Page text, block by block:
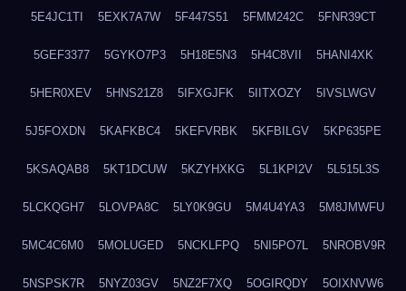
5E4JC1TI 5EXK7A7W 5F447S51 5FMM242C 5FNR39CT
5GEF3377 5GYKO7P3 5H18E5N3 5H4C8VII 5HANI4XK
5HER0XEV 5HNS21Z8 5IFXGJFK 5IITXOZY 5IVSLWGV
5J5FOXDN 5KAFKBC4 5KEFVRBK 5KFBILGV 5KP635PE
5KSAQAB8 5KT1DCUW 5KZYHXKG 5L1KPI2V 5L515L3S
5LCKQGH7 5LOVPA8C 5LY0K9GU 5M4U4YA3 5M8JMWFU
5MC4C6M0 5MOLUGED 5NCKLFPQ 5NI5PO7L 5NROBV9R
5NSPSK7R 5NYZ03GV 5NZ2F7XQ 5OGIRQDY 5OIXNVW6